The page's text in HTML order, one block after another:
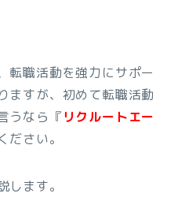
転職活動を強力にサポー
ますが、初めて転職活動
うなら『リクルートエー
ださい。
ます。